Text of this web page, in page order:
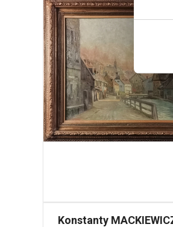
Konstanty